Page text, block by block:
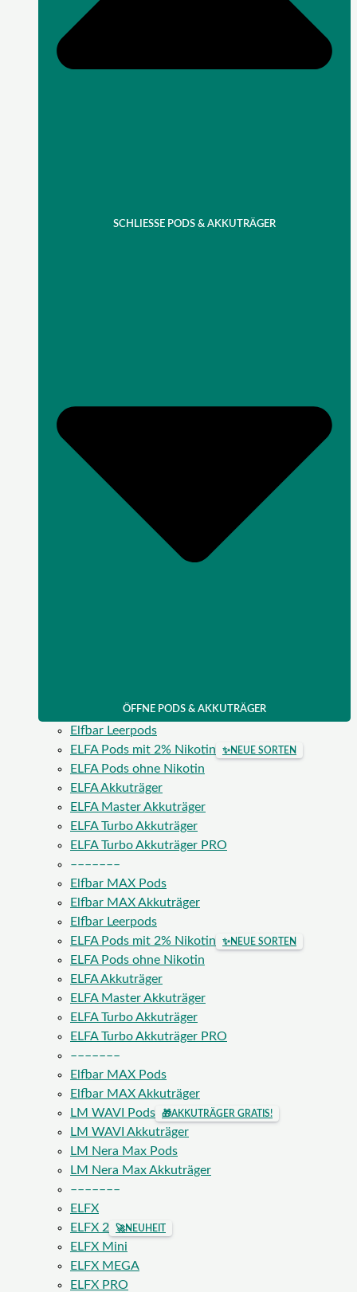
SCHLIESSE PODS & AKKUTRÄGER
ÖFFNE PODS & AKKUTRÄGER
Elfbar Leerpods
ELFA Pods mit 2% Nikotin
✨NEUE SORTEN
ELFA Pods ohne Nikotin
ELFA Akkuträger
ELFA Master Akkuträger
ELFA Turbo Akkuträger
ELFA Turbo Akkuträger PRO
–––––––
Elfbar MAX Pods
Elfbar MAX Akkuträger
Elfbar Leerpods
ELFA Pods mit 2% Nikotin
✨NEUE SORTEN
ELFA Pods ohne Nikotin
ELFA Akkuträger
ELFA Master Akkuträger
ELFA Turbo Akkuträger
ELFA Turbo Akkuträger PRO
–––––––
Elfbar MAX Pods
Elfbar MAX Akkuträger
LM WAVI Pods
🎁AKKUTRÄGER GRATIS!
LM WAVI Akkuträger
LM Nera Max Pods
LM Nera Max Akkuträger
–––––––
ELFX
ELFX 2
🚀NEUHEIT
ELFX Mini
ELFX MEGA
ELFX PRO